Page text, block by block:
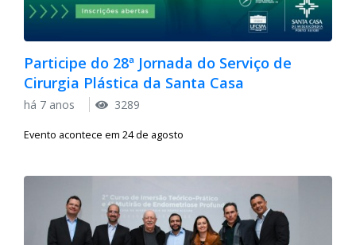
Participe do 28ª Jornada do Serviço de
Cirurgia Plástica da Santa Casa
há 7 anos 3289
Evento acontece em 24 de agosto